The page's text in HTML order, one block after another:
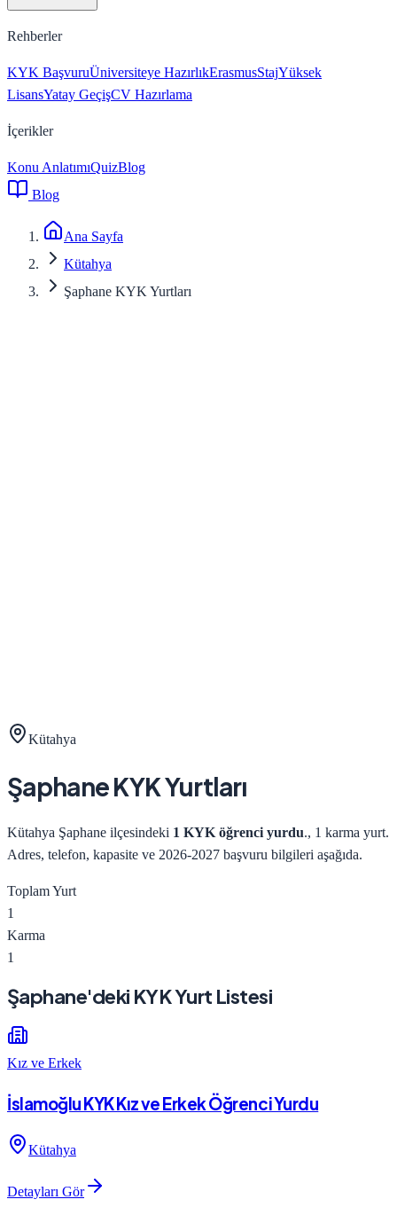
Rehberler
KYK BaşvuruÜniversiteye HazırlıkErasmusStajYüksek
LisansYatay GeçişCV Hazırlama
İçerikler
Konu AnlatımıQuizBlog
Blog
Ana Sayfa
Kütahya
Şaphane KYK Yurtları
Kütahya
ŞaphaneKYK Yurtları
Kütahya Şaphane ilçesindeki 1 KYK öğrenci yurdu., 1 karma yurt.
Adres, telefon, kapasite ve 2026-2027 başvuru bilgileri aşağıda.
Toplam Yurt
1
Karma
1
Şaphane'deki KYK Yurt Listesi
Kız ve Erkek
İslamoğlu KYK Kız ve Erkek Öğrenci Yurdu
Kütahya
Detayları Gör